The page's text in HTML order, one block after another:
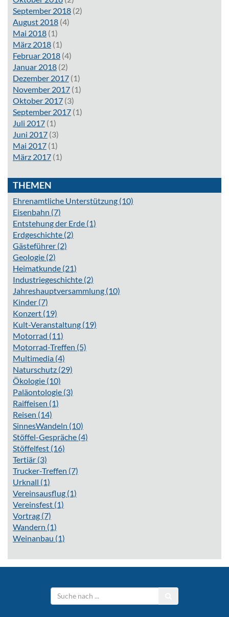
September 2018 (2)
August 2018 (4)
Mai 2018 (1)
März 2018 (1)
Februar 2018 (4)
Januar 2018 (2)
Dezember 2017 (1)
November 2017 (1)
Oktober 2017 (3)
September 2017 (1)
Juli 2017 (1)
Juni 2017 (3)
Mai 2017 (1)
März 2017 (1)
THEMEN
Ehrenamtliche Unterstützung (10)
Eisenbahn (7)
Entstehung der Erde (1)
Erdgeschichte (2)
Gästeführer (2)
Geologie (2)
Heimatkunde (21)
Industriegeschichte (2)
Jahreshauptversammlung (10)
Kinder (7)
Konzert (19)
Kult-Veranstaltung (19)
Motorrad (11)
Motorrad-Treffen (5)
Multimedia (4)
Naturschutz (29)
Ökologie (10)
Paläontologie (3)
Raiffeisen (1)
Reisen (14)
SinnesWandeln (10)
Stöffel-Gespräche (4)
Stöffelfest (16)
Tertiär (3)
Trucker-Treffen (7)
Urknall (1)
Vereinsausflug (1)
Vereinsfest (1)
Vortrag (7)
Wandern (1)
Weinanbau (1)